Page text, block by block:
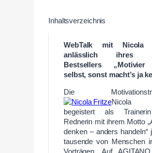
Inhaltsverzeichnis
WebTalk mit Nicola
anlässlich ihres
Bestsellers
selbst, sonst macht’s ja
Die
Nicola
begeistert als
Rednerin mit ihrem Motto
denken – anders handeln“
tausende von Menschen